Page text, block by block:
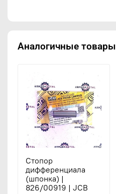
Аналогичные товары
Стопор
дифференциала
(шпонка) |
826/00919 | JCB